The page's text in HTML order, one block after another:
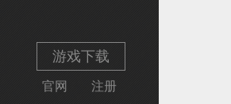
游戏下载
官网 注册